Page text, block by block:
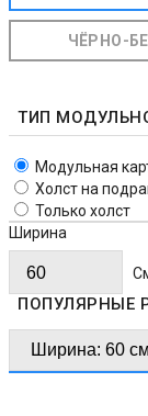
ЧЁРНО-
ТИП
Модульная
Холст на
Только холст
Ширина
ПОПУЛЯРНЫЕ